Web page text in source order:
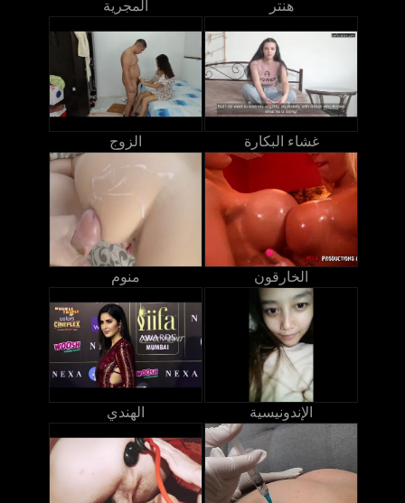
المجرية هنتر
الزوج غشاء البكارة
منوم الخارقون
الهندي الإندونيسية